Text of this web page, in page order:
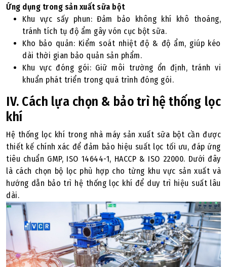
Ứng dụng trong sản xuất sữa bột
Khu vực sấy phun: Đảm bảo không khí khô thoáng,
tránh tích tụ độ ẩm gây vón cục bột sữa.
Kho bảo quản: Kiểm soát nhiệt độ & độ ẩm, giúp kéo
dài thời gian bảo quản sản phẩm.
Khu vực đóng gói: Giữ môi trường ổn định, tránh vi
khuẩn phát triển trong quá trình đóng gói.
IV. Cách lựa chọn & bảo trì hệ thống lọc
khí
Hệ thống lọc khí trong nhà máy sản xuất sữa bột cần được
thiết kế chính xác để đảm bảo hiệu suất lọc tối ưu, đáp ứng
tiêu chuẩn GMP, ISO 14644-1, HACCP & ISO 22000. Dưới đây
là cách chọn bộ lọc phù hợp cho từng khu vực sản xuất và
hướng dẫn bảo trì hệ thống lọc khí để duy trì hiệu suất lâu
dài.